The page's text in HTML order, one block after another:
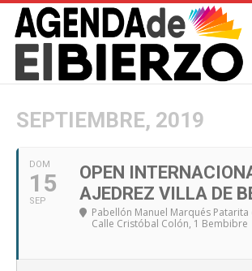
SEPTIEMBRE, 2019
DOM
15
SEP
OPEN
AJEDREZ VILLA DE
Pabellón Manuel Marqués
Calle Cristóbal Colón, 1 Bembibre